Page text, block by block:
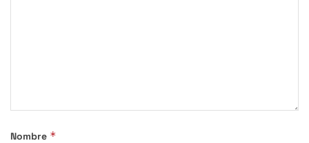
Nombre *